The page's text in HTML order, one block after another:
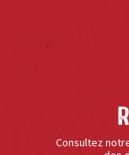
Consultez